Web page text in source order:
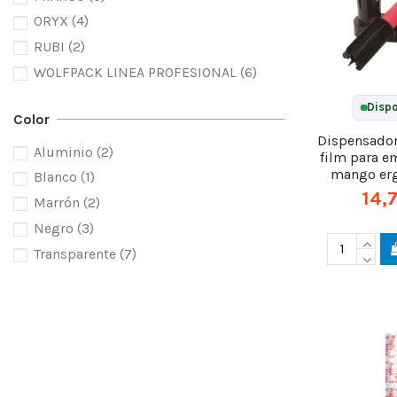
film para
mango
ORYX (4)
RUBI (2)
WOLFPACK LINEA PROFESIONAL (6)
Color
Aluminio (2)
Blanco (1)
Marrón (2)
Negro (3)
Transparente (7)